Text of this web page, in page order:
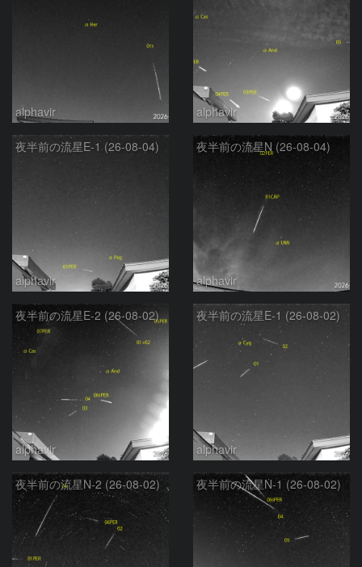
alphavir alphavir
夜半前の流星E-1 (26-08-04)
alphavir
夜半前の流星N (26-08-04)
alphavir
夜半前の流星E-2 (26-08-02)
alphavir
夜半前の流星E-1 (26-08-02)
alphavir
夜半前の流星N-2 (26-08-02) 夜半前の流星N-1 (26-08-02)